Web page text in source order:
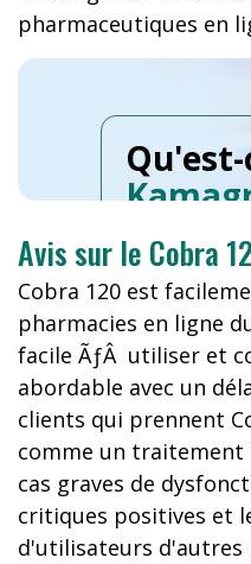
pharmaceutiques en
Avis sur le Cobra
Cobra 120 est
pharmacies en ligne
facile ÃƒÂ utiliser et
abordable avec un
clients qui prennent
comme un traitement
cas graves de
critiques positives et
d'utilisateurs d'autres